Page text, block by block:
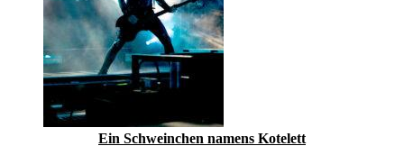
Ein Schweinchen namens Kotelett